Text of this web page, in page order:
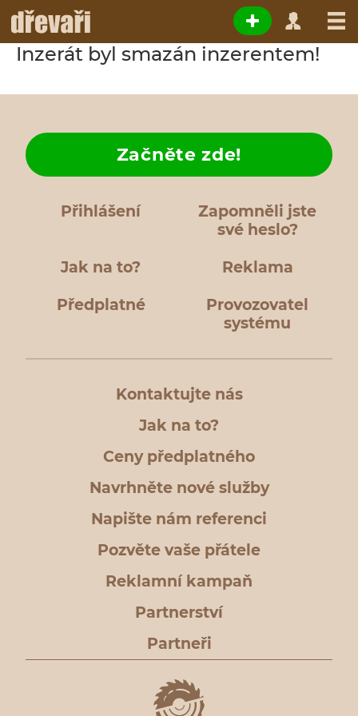
Inzerát byl smazán inzerentem!
Přihlášení
Zapomněli jste
své heslo?
Jak na to?
Začněte zde!
Reklama
Předplatné
Provozovatel
systému
Kontaktujte nás
Jak na to?
Ceny předplatného
Navrhněte nové služby
Napište nám referenci
Pozvěte vaše přátele
Reklamní kampaň
Partnerství
Partneři